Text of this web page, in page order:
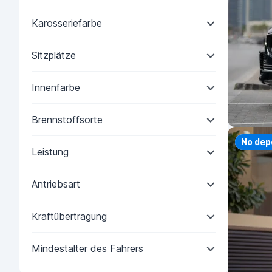
Karosseriefarbe
Sitzplätze
Innenfarbe
Brennstoffsorte
Leistung
Antriebsart
Kraftübertragung
Mindestalter des Fahrers
No